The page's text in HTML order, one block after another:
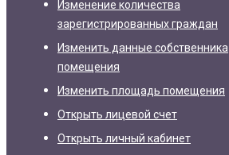
Изменение количества
зарегистрированных граждан
Изменить данные собственника
помещения
Изменить площадь помещения
Открыть лицевой счет
Открыть личный кабинет